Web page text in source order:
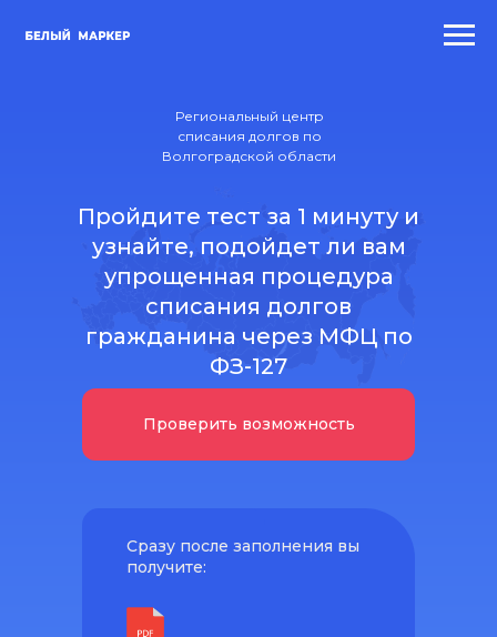
Пройдите тест за 1 минуту и
узнайте, подойдет ли вам
упрощенная процедура
списания долгов
гражданина через МФЦ по
ФЗ-127
Проверить возможность
Региональный центр
списания долгов по
Волгоградской области
Сразу после заполнения вы
получите: